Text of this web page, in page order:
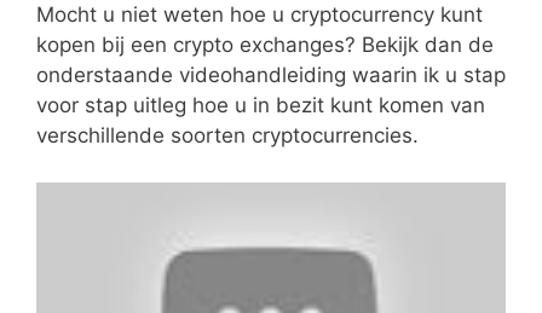
Mocht u niet weten hoe u cryptocurrency kunt
kopen bij een crypto exchanges? Bekijk dan de
onderstaande videohandleiding waarin ik u stap
voor stap uitleg hoe u in bezit kunt komen van
verschillende soorten cryptocurrencies.